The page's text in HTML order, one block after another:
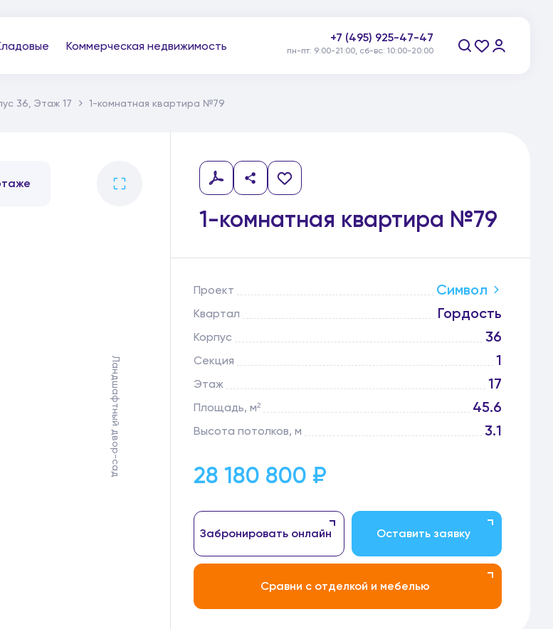
Коммерческая недвижимость
+7 (495) 925-47-47
пн-пт: 9:00-21:00, сб-вс: 10:00-20:00
36, Этаж 17 1-комнатная квартира №79
1-комнатная квартира №79
Ландшафтный двор-сад
Проект Символ
Квартал Гордость
Корпус 36
Секция 1
Этаж 17
Площадь, м² 45.6
Высота потолков, м 3.1
28 180 800 ₽
Забронировать онлайн Оставить заявку
Сравни с отделкой и мебелью